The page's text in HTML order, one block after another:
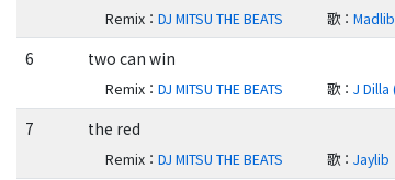
Remix ：DJ MITSU THE BEATS 歌 ：Madlib
6 two can win
Remix ：DJ MITSU THE BEATS 歌 ：J Dilla
7 the red
Remix ：DJ MITSU THE BEATS 歌 ：Jaylib